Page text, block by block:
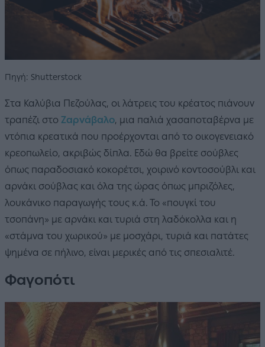
Πηγή: Shutterstock
Στα Καλύβια Πεζούλας, οι λάτρεις του κρέατος πιάνουν
τραπέζι στο Ζαρνάβαλο, μια παλιά χασαποταβέρνα με
ντόπια κρεατικά που προέρχονται από το οικογενειακό
κρεοπωλείο, ακριβώς δίπλα. Εδώ θα βρείτε σούβλες
όπως παραδοσιακό κοκορέτσι, χοιρινό κοντοσούβλι και
αρνάκι σούβλας και όλα της ώρας όπως μπριζόλες,
λουκάνικο παραγωγής τους κ.ά. Το «πουγκί του
τσοπάνη» με αρνάκι και τυριά στη λαδόκολλα και η
«στάμνα του χωρικού» με μοσχάρι, τυριά και πατάτες
ψημένα σε πήλινο, είναι μερικές από τις σπεσιαλιτέ.
Φαγοπότι